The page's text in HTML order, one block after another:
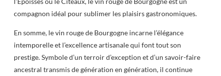
compagnon idéal pour sublimer les plaisirs gastronomiques.
En somme, le vin rouge de Bourgogne incarne l’élégance
intemporelle et l’excellence artisanale qui font tout son
prestige. Symbole d’un terroir d’exception et d’un savoir-faire
ancestral transmis de génération en génération, il continue